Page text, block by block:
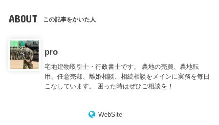
ABOUT この記事をかいた人
pro
宅地建物取引士・行政書士です。 農地の売買、農地転
用、任意売却、離婚相談、相続相談をメインに実務を毎日
こなしています。 困った時はぜひご相談を！
WebSite